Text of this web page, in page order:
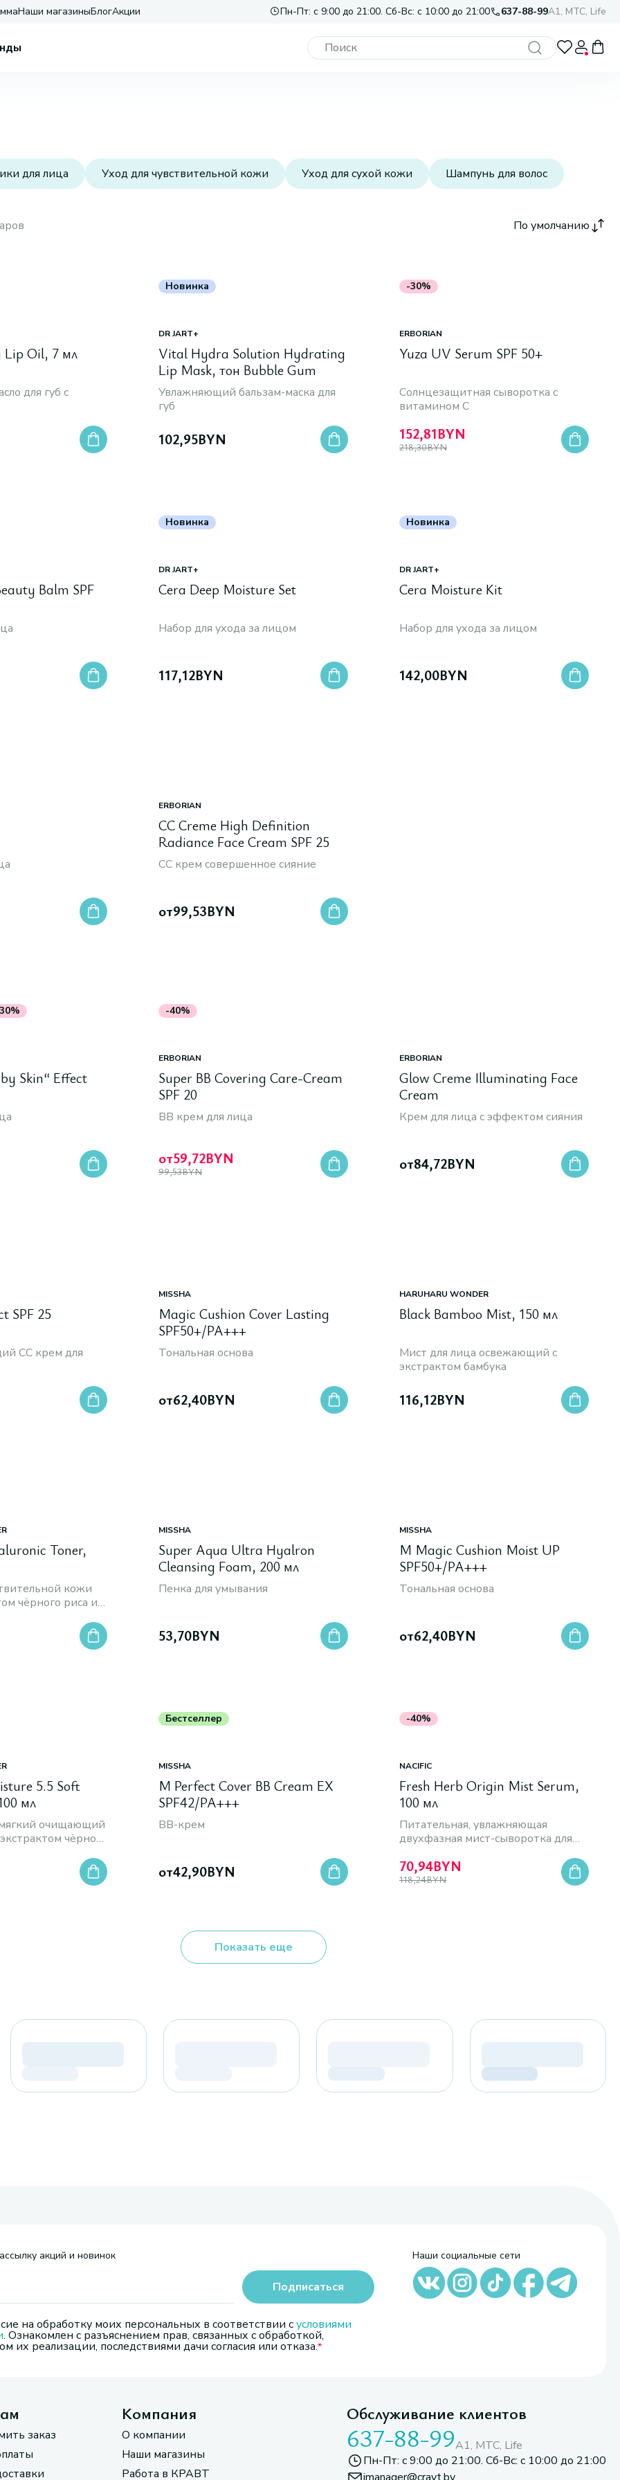
Наши магазиныБлогАкции Пн-Пт: с 9:00 до 21:00. Сб-Вс: с 10:00 до 21:00 637-88-99A1, МТС, Life
для лица Уход для чувствительной кожи Уход для сухой кожи Шампунь для волос
По умолчанию
Lip Oil, 7 мл
для губ с
Новинка
DR JART+
Vital Hydra Solution Hydrating
Lip Mask, тон Bubble Gum
Увлажняющий бальзам-маска для
губ
102,95BYN
-30%
ERBORIAN
Yuza UV Serum SPF 50+
Cолнцезащитная сыворотка c
витамином C
152,81BYN
218,30BYN
Balm SPF
Новинка
DR JART+
Cera Deep Moisture Set
Набор для ухода за лицом
117,12BYN
Новинка
DR JART+
Сera Moisture Kit
Набор для ухода за лицом
142,00BYN
ERBORIAN
CC Creme High Definition
Radiance Face Cream SPF 25
СС крем совершенное сияние
от99,53BYN
Skin“ Effect
-40%
ERBORIAN
Super BB Covering Care-Cream
SPF 20
BB крем для лица
от59,72BYN
99,53BYN
ERBORIAN
Glow Creme Illuminating Face
Cream
Крем для лица с эффектом сияния
от84,72BYN
SPF 25
CC крем для
MISSHA
Magic Cushion Cover Lasting
SPF50+/PA+++
Тональная основа
от62,40BYN
HARUHARU WONDER
Black Bamboo Mist, 150 мл
Мист для лица освежающий с
экстрактом бамбука
116,12BYN
Toner,
кожи
чёрного риса и
MISSHA
Super Aqua Ultra Hyalron
Cleansing Foam, 200 мл
Пенка для умывания
53,70BYN
MISSHA
M Magic Cushion Moist UP
SPF50+/PA+++
Тональная основа
от62,40BYN
5.5 Soft
мл
очищающий
чёрного
Бестселлер
MISSHA
M Perfect Cover BB Cream EX
SPF42/PA+++
BB-крем
от42,90BYN
-40%
NACIFIC
Fresh Herb Origin Mist Serum,
100 мл
Питательная, увлажняющая
двухфазная мист-сыворотка для
70,94BYN
118,24BYN
Показать еще
акций и новинок
на обработку моих персональных в соответствии сусловиями
. Ознакомлен с разъяснением прав, связанных с обработкой,
их реализации, последствиями дачи согласия или отказа.
Подписаться
Наши социальные сети
заказ
Компания
О компании
Наши магазины
Работа в КРАВТ
Обслуживание клиентов
637-88-99A1, МТС, Life
Пн-Пт: с 9:00 до 21:00. Сб-Вс: с 10:00 до 21:00
imanager@cravt.by